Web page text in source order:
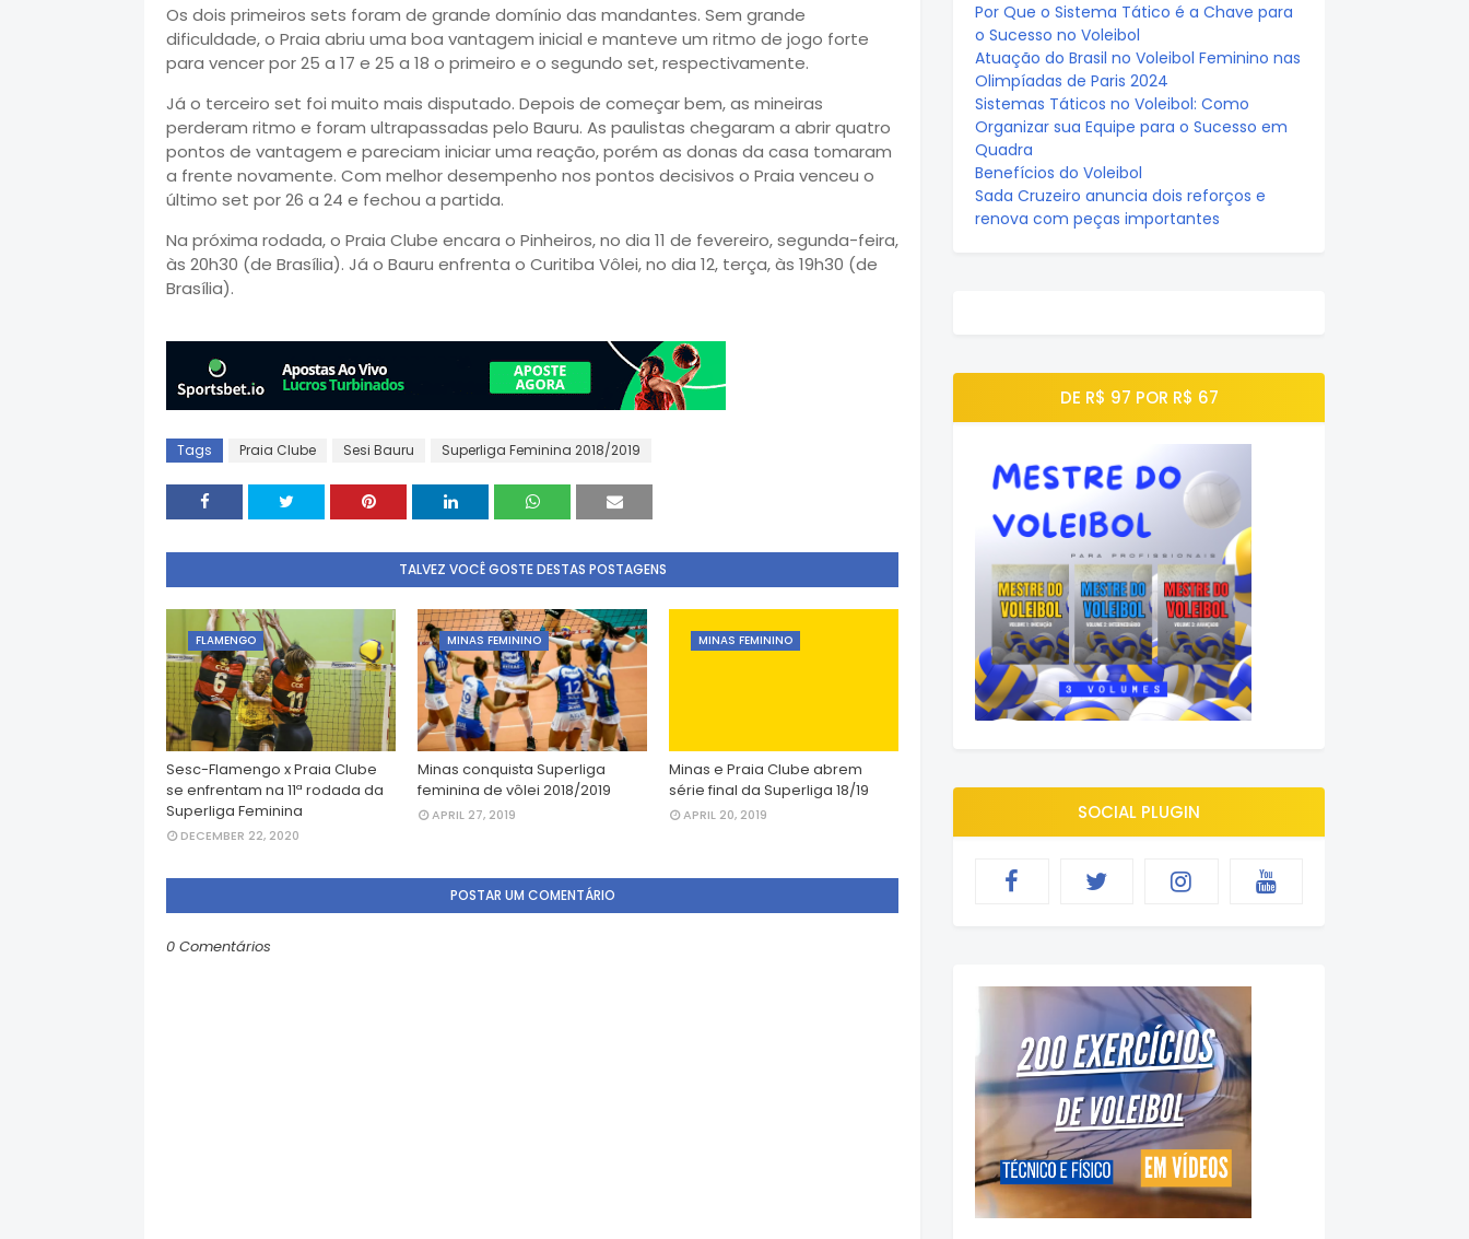
Os dois primeiros sets foram de grande domínio das mandantes. Sem grande
dificuldade, o Praia abriu uma boa vantagem inicial e manteve um ritmo de jogo forte
para vencer por 25 a 17 e 25 a 18 o primeiro e o segundo set, respectivamente.
Já o terceiro set foi muito mais disputado. Depois de começar bem, as mineiras
perderam ritmo e foram ultrapassadas pelo Bauru. As paulistas chegaram a abrir quatro
pontos de vantagem e pareciam iniciar uma reação, porém as donas da casa tomaram
a frente novamente. Com melhor desempenho nos pontos decisivos o Praia venceu o
último set por 26 a 24 e fechou a partida.
Na próxima rodada, o Praia Clube encara o Pinheiros, no dia 11 de fevereiro, segunda-feira,
às 20h30 (de Brasília). Já o Bauru enfrenta o Curitiba Vôlei, no dia 12, terça, às 19h30 (de
Brasília).
Tags Praia Clube Sesi Bauru Superliga Feminina 2018/2019
TALVEZ VOCÊ GOSTE DESTAS POSTAGENS
FLAMENGO
Sesc-Flamengo x Praia Clube
se enfrentam na 11ª rodada da
Superliga Feminina
DECEMBER 22, 2020
MINAS FEMININO
Minas conquista Superliga
feminina de vôlei 2018/2019
APRIL 27, 2019
MINAS FEMININO
Minas e Praia Clube abrem
série final da Superliga 18/19
APRIL 20, 2019
POSTAR UM COMENTÁRIO
0 Comentários
Por Que o Sistema Tático é a Chave para
o Sucesso no Voleibol
Atuação do Brasil no Voleibol Feminino nas
Olimpíadas de Paris 2024
Sistemas Táticos no Voleibol: Como
Organizar sua Equipe para o Sucesso em
Quadra
Benefícios do Voleibol
Sada Cruzeiro anuncia dois reforços e
renova com peças importantes
DE R$ 97 POR R$ 67
SOCIAL PLUGIN